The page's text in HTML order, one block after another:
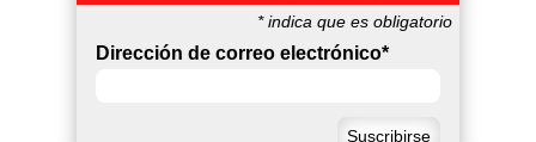
*indica que es obligatorio
Dirección de correo electrónico*